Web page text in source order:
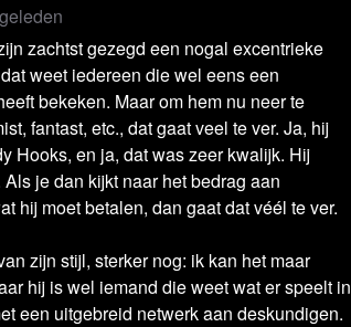
Lees verder
zachtst gezegd een nogal excentrieke
weet iedereen die wel eens een
bekeken. Maar om hem nu neer te
fantast, etc., dat gaat veel te ver. Ja, hij
Hooks, en ja, dat was zeer kwalijk. Hij
je dan kijkt naar het bedrag aan
hij moet betalen, dan gaat dat véél te ver.
zijn stijl, sterker nog: ik kan het maar
hij is wel iemand die weet wat er speelt in
een uitgebreid netwerk aan deskundigen.